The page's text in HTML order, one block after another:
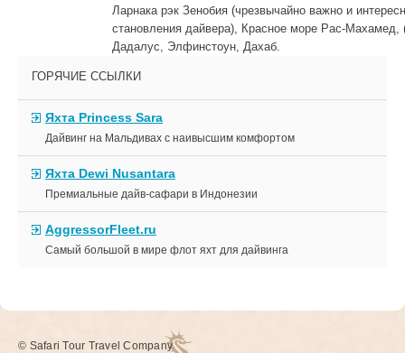
ГОРЯЧИЕ ССЫЛКИ
Яхта Princess Sara
Дайвинг на Мальдивах с наивысшим комфортом
Яхта Dewi Nusantara
Премиальные дайв-сафари в Индонезии
AggressorFleet.ru
Самый большой в мире флот яхт для дайвинга
Ларнака рэк Зенобия (чрезвычайно важно и
становления дайвера), Красное море Рас-Махамед,
Дадалус, Элфинстоун, Дахаб.
© Safari Tour Travel Company